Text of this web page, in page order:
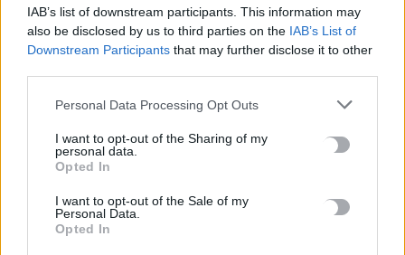
IAB’s list of downstream participants. This information may
also be disclosed by us to third parties on the IAB’s List of
Downstream Participants that may further disclose it to other
Personal Data Processing Opt Outs
I want to opt-out of the Sharing of my
personal data.
Opted In
I want to opt-out of the Sale of my
Personal Data.
Opted In
Ευρωπαίοι ίσως ασκούσαν κανιβαλισμό
7 Αυγούστου, 2026
ανατινάξω τον Μέσι με τέσσερις βόμβες»
7 Αυγούστου, 2026
κακοποίηση δύο ανήλικων μαθητών της
7 Αυγούστου, 2026